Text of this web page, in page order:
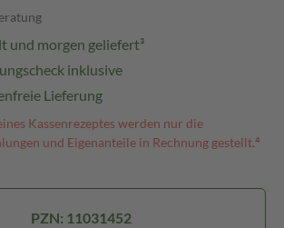
und morgen geliefert³
inklusive
Lieferung
Kassenrezeptes werden nur die
und Eigenanteile in Rechnung gestellt.⁴
PZN: 11031452